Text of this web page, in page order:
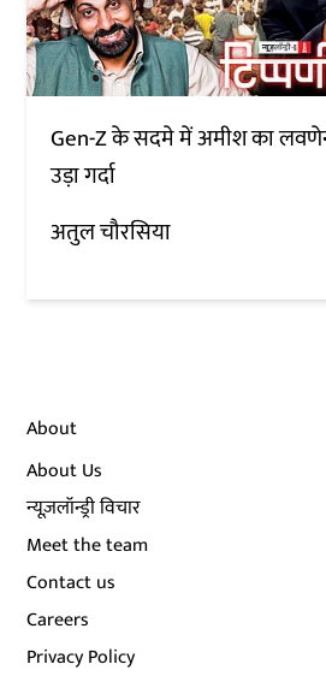
Gen-Z के सदमे में अमीश का
उड़ा गर्दा
अतुल चौरसिया
About
About Us
न्यूज़लॉन्ड्री विचार
Meet the team
Contact us
Careers
Privacy Policy